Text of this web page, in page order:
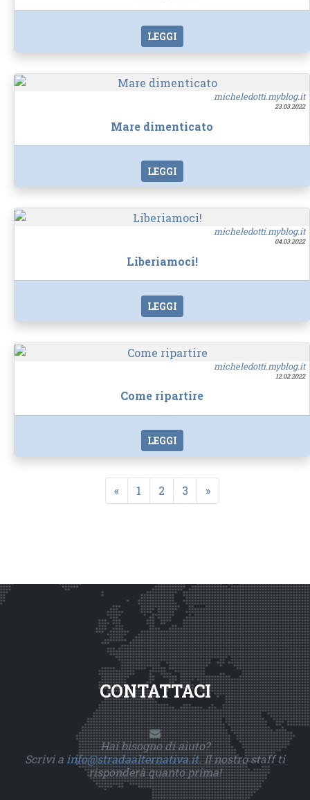
LEGGI
micheledotti.myblog.it
23.03.2022
Mare dimenticato
LEGGI
micheledotti.myblog.it
04.03.2022
Liberiamoci!
LEGGI
micheledotti.myblog.it
12.02.2022
Come ripartire
LEGGI
« 1 2 3 »
CONTATTACI
Hai bisogno di aiuto?
Scrivi a info@stradaalternativa.it. Il nostro staff ti
risponderà quanto prima!